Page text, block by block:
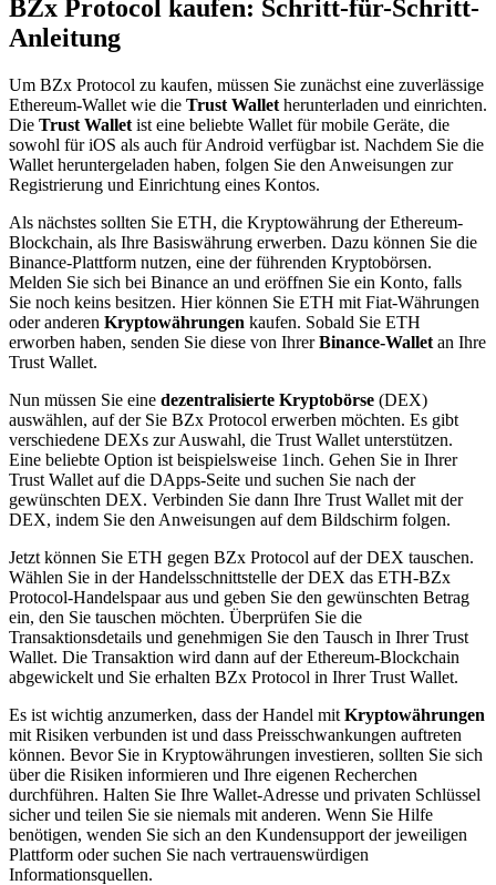
BZx Protocol kaufen: Schritt-für-Schritt-
Anleitung
Um BZx Protocol zu kaufen, müssen Sie zunächst eine zuverlässige
Ethereum-Wallet wie die Trust Wallet herunterladen und einrichten.
Die Trust Wallet ist eine beliebte Wallet für mobile Geräte, die
sowohl für iOS als auch für Android verfügbar ist. Nachdem Sie die
Wallet heruntergeladen haben, folgen Sie den Anweisungen zur
Registrierung und Einrichtung eines Kontos.
Als nächstes sollten Sie ETH, die Kryptowährung der Ethereum-
Blockchain, als Ihre Basiswährung erwerben. Dazu können Sie die
Binance-Plattform nutzen, eine der führenden Kryptobörsen.
Melden Sie sich bei Binance an und eröffnen Sie ein Konto, falls
Sie noch keins besitzen. Hier können Sie ETH mit Fiat-Währungen
oder anderen Kryptowährungen kaufen. Sobald Sie ETH
erworben haben, senden Sie diese von IhrerBinance-Wallet an Ihre
Trust Wallet.
Nun müssen Sie eine dezentralisierte Kryptobörse (DEX)
auswählen, auf der Sie BZx Protocol erwerben möchten. Es gibt
verschiedene DEXs zur Auswahl, die Trust Wallet unterstützen.
Eine beliebte Option ist beispielsweise 1inch. Gehen Sie in Ihrer
Trust Wallet auf die DApps-Seite und suchen Sie nach der
gewünschten DEX. Verbinden Sie dann Ihre Trust Wallet mit der
DEX, indem Sie den Anweisungen auf dem Bildschirm folgen.
Jetzt können Sie ETH gegen BZx Protocol auf der DEX tauschen.
Wählen Sie in der Handelsschnittstelle der DEX das ETH-BZx
Protocol-Handelspaar aus und geben Sie den gewünschten Betrag
ein, den Sie tauschen möchten. Überprüfen Sie die
Transaktionsdetails und genehmigen Sie den Tausch in Ihrer Trust
Wallet. Die Transaktion wird dann auf der Ethereum-Blockchain
abgewickelt und Sie erhalten BZx Protocol in Ihrer Trust Wallet.
Es ist wichtig anzumerken, dass der Handel mit Kryptowährungen
mit Risiken verbunden ist und dass Preisschwankungen auftreten
können. Bevor Sie in Kryptowährungen investieren, sollten Sie sich
über die Risiken informieren und Ihre eigenen Recherchen
durchführen. Halten Sie Ihre Wallet-Adresse und privaten Schlüssel
sicher und teilen Sie sie niemals mit anderen. Wenn Sie Hilfe
benötigen, wenden Sie sich an den Kundensupport der jeweiligen
Plattform oder suchen Sie nach vertrauenswürdigen
Informationsquellen.